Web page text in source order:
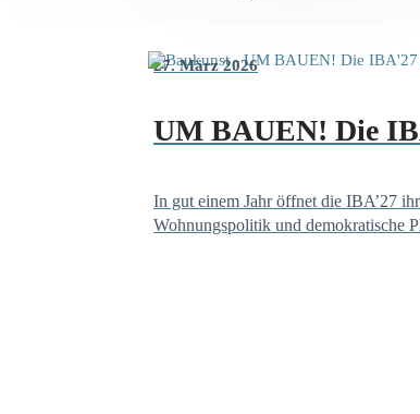
27. März 2026
UM BAUEN! Die
In gut einem Jahr öffnet die IBA’27
Wohnungspolitik und demokratische